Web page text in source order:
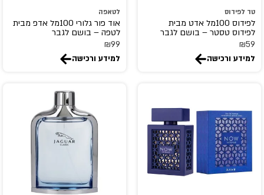
BOTANICAE
BOTTEGA VENETA
Boucheron
Britney Spears
bvlgari
By Kilian
byredo
Cacharel
טד לפידוס
לפידוס 100מל אדט מבית
לפידוס טסטר – בושם לגבר
₪59
למידע ורכישה
לטאפה
אוד פור גלורי 100מל אדפ מבית
לטפה – בושם לגבר
₪99
למידע ורכישה